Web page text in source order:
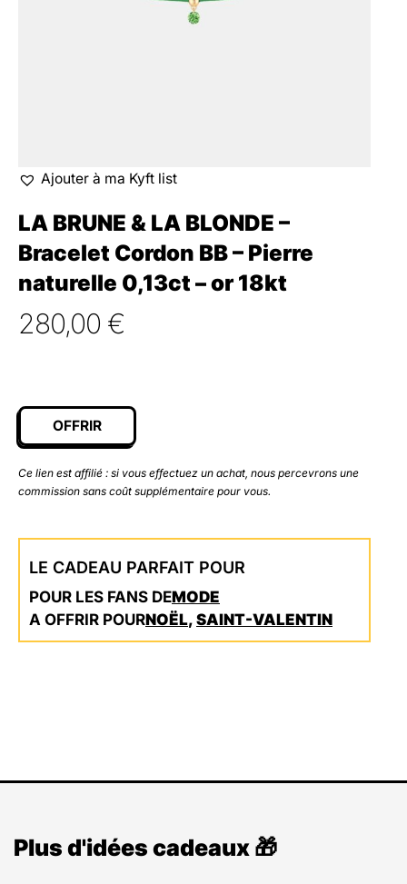
Ajouter à ma Kyft list
LA BRUNE & LA BLONDE –
Bracelet Cordon BB – Pierre
naturelle 0,13ct – or 18kt
280,00 €
OFFRIR
Ce lien est affilié : si vous effectuez un achat, nous percevrons une
commission sans coût supplémentaire pour vous.
LE CADEAU PARFAIT POUR
POUR LES FANS DEMODE
A OFFRIR POURNOËL, SAINT-VALENTIN
Plus d'idées cadeaux 🎁